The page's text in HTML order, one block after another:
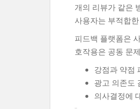
개의 리뷰가 같은
사용자는 부적합
피드백 플랫폼은
호작용은 공동 문
강점과 약점
광고 의존도
의사결정에